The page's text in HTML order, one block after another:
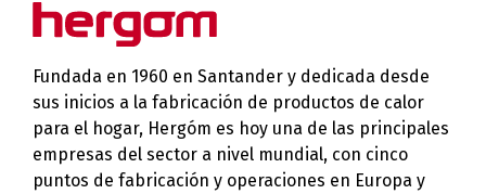
Fundada en 1960 en Santander y dedicada desde
sus inicios a la fabricación de productos de calor
para el hogar, Hergóm es hoy una de las principales
empresas del sector a nivel mundial, con cinco
puntos de fabricación y operaciones en Europa y